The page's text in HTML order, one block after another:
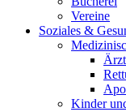
Vereine
Soziales &
Kinder